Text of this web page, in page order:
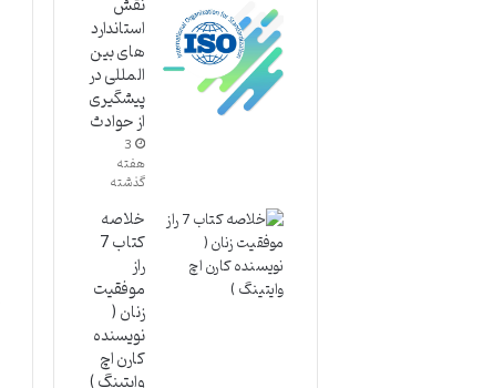
استاندارد
های بین
المللی در
پیشگیری
از حوادث
3
هفته
گذشته
خلاصه
کتاب 7
راز
موفقیت
زنان (
نویسنده
کارن اچ